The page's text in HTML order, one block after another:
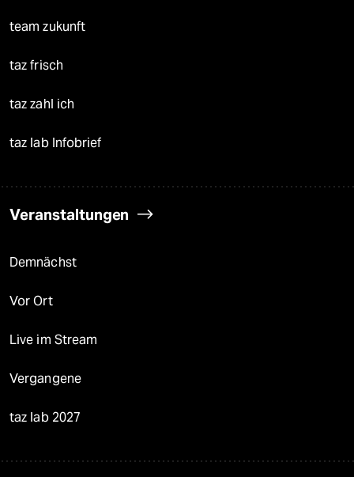
team zukunft
taz frisch
taz zahl ich
taz lab Infobrief
Veranstaltungen
Demnächst
Vor Ort
Live im Stream
Vergangene
taz lab 2027